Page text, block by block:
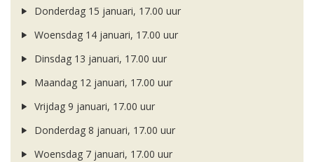
Donderdag 15 januari, 17.00 uur
Woensdag 14 januari, 17.00 uur
Dinsdag 13 januari, 17.00 uur
Maandag 12 januari, 17.00 uur
Vrijdag 9 januari, 17.00 uur
Donderdag 8 januari, 17.00 uur
Woensdag 7 januari, 17.00 uur